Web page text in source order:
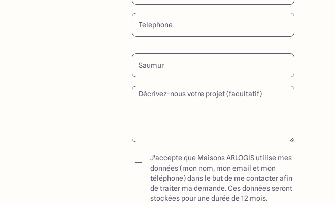
J'accepte que Maisons ARLOGIS utilise mes
données (mon nom, mon email et mon
téléphone) dans le but de me contacter afin
de traiter ma demande. Ces données seront
stockées pour une durée de 12 mois.